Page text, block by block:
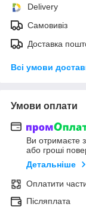
Delivery
Самовивіз
Доставка
Всі умови
Умови оплати
Ви отримаєте
або гроші
Детальніше
Оплатити
Післяплата